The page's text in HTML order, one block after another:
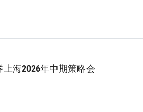
海2026年中期策略会